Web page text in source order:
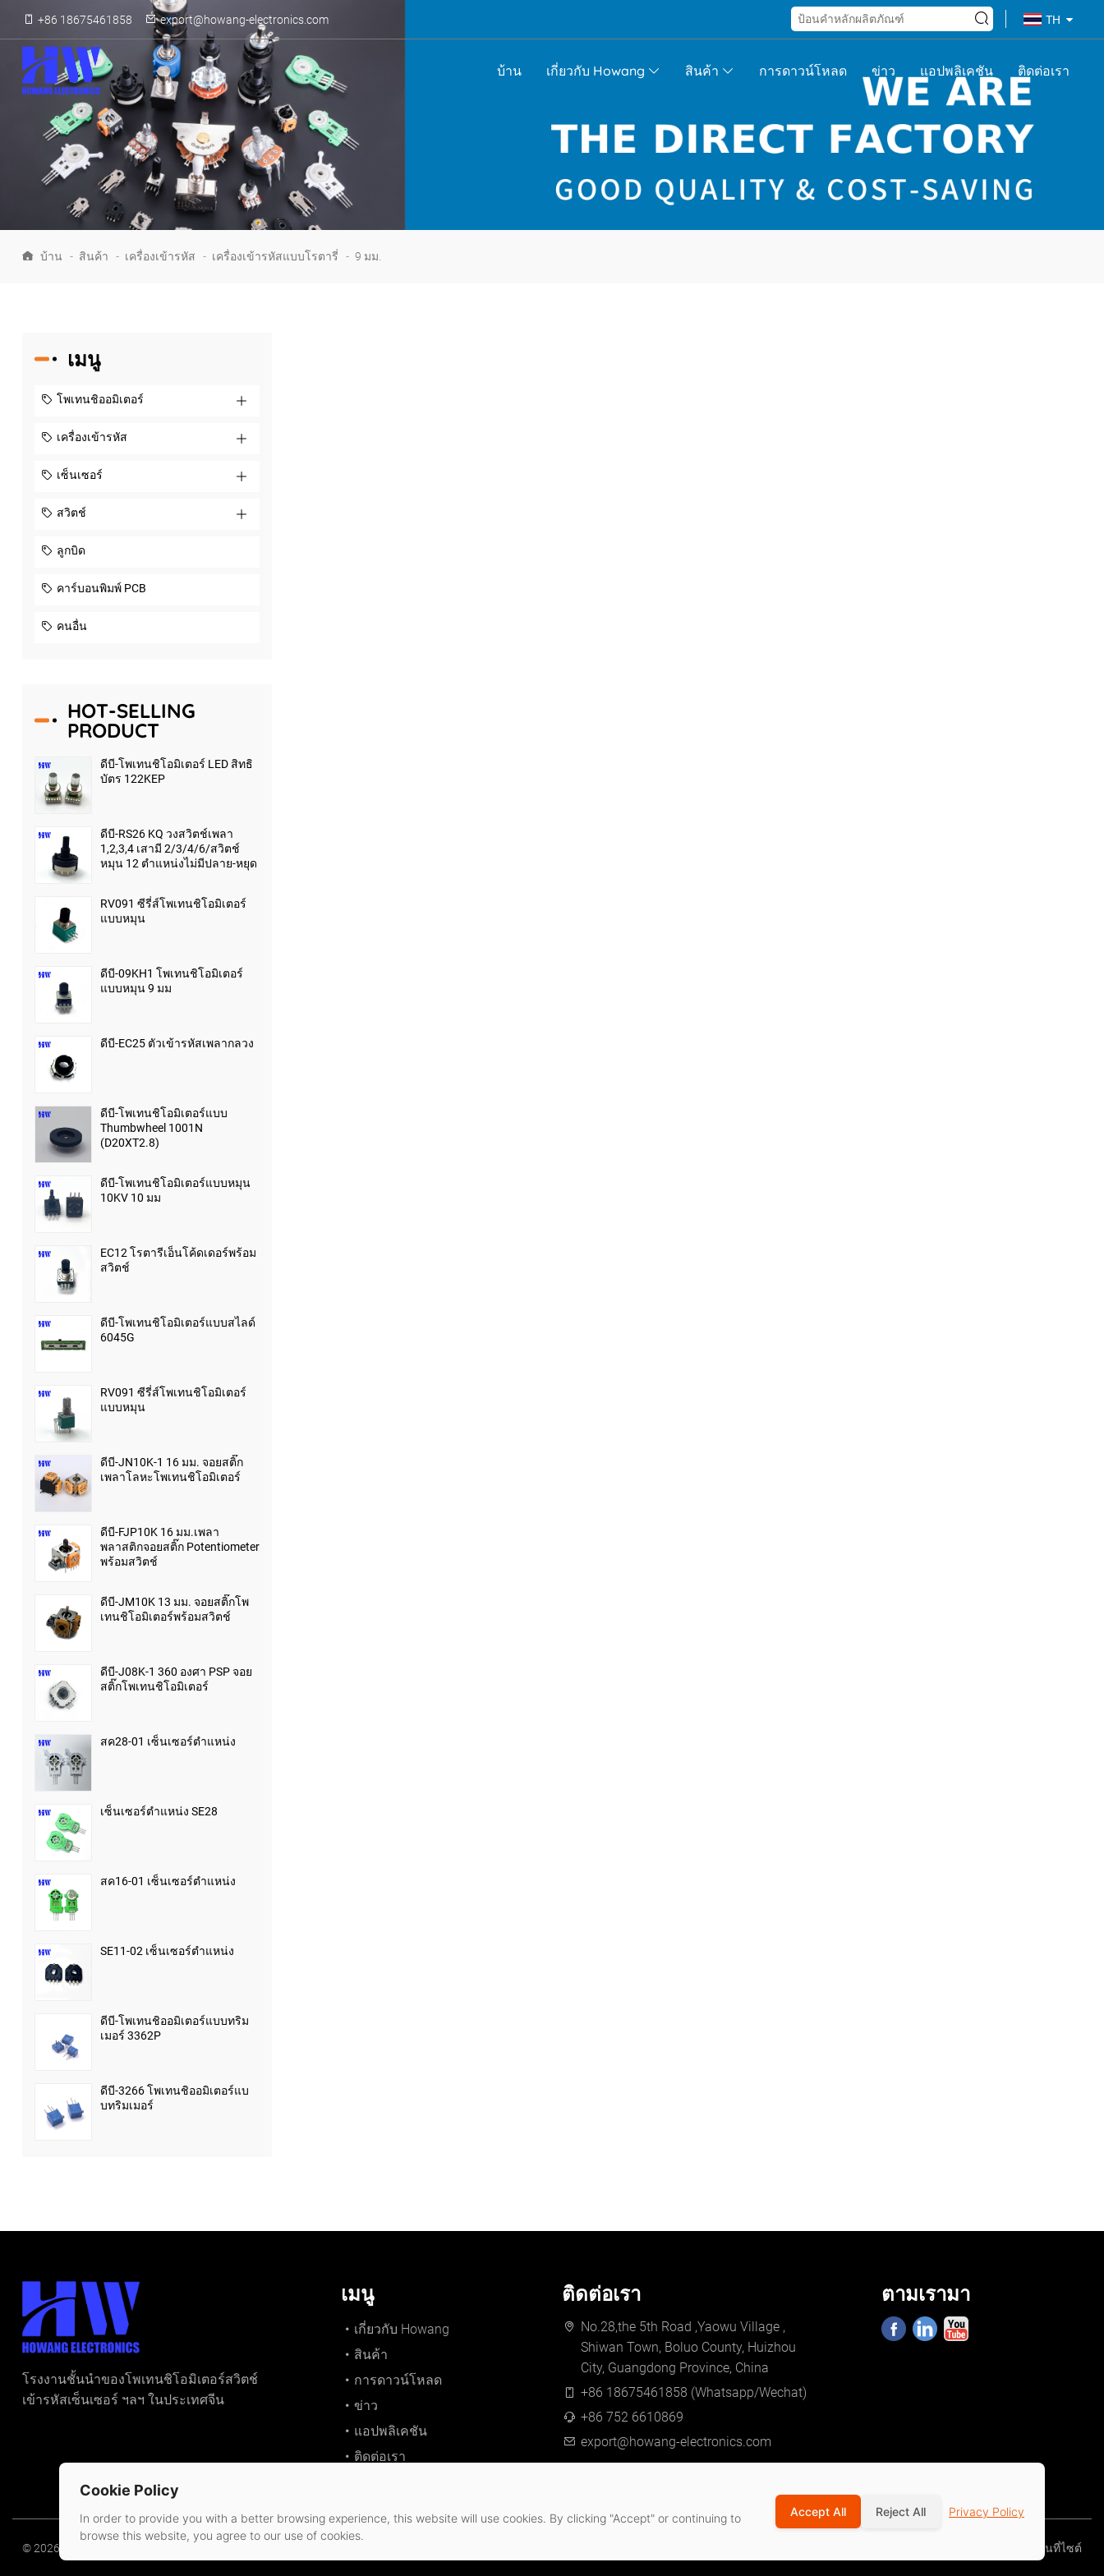
+86 18675461858 export@howang-electronics.com TH
บ้าน เกี่ยวกับ Howang สินค้า การดาวน์โหลด ข่าว แอปพลิเคชัน ติดต่อเรา
บ้าน - สินค้า - เครื่องเข้ารหัส - เครื่องเข้ารหัสแบบโรตารี่ - 9 มม.
เมนู
โพเทนชิออมิเตอร์
เครื่องเข้ารหัส
เซ็นเซอร์
สวิตช์
ลูกบิด
คาร์บอนพิมพ์ PCB
คนอื่น
HOT-SELLING
PRODUCT
ดีบี-โพเทนชิโอมิเตอร์ LED สิทธิ
บัตร 122KEP
ดีบี-RS26 KQ วงสวิตช์เพลา
1,2,3,4 เสามี 2/3/4/6/สวิตช์
หมุน 12 ตำแหน่งไม่มีปลาย-หยุด
RV091 ซีรี่ส์โพเทนชิโอมิเตอร์
แบบหมุน
ดีบี-09KH1 โพเทนชิโอมิเตอร์
แบบหมุน 9 มม
ดีบี-EC25 ตัวเข้ารหัสเพลากลวง
ดีบี-โพเทนชิโอมิเตอร์แบบ
Thumbwheel 1001N
(D20XT2.8)
ดีบี-โพเทนชิโอมิเตอร์แบบหมุน
10KV 10 มม
EC12 โรตารีเอ็นโค้ดเดอร์พร้อม
สวิตช์
ดีบี-โพเทนชิโอมิเตอร์แบบสไลด์
6045G
RV091 ซีรี่ส์โพเทนชิโอมิเตอร์
แบบหมุน
ดีบี-JN10K-1 16 มม. จอยสติ๊ก
เพลาโลหะโพเทนชิโอมิเตอร์
ดีบี-FJP10K 16 มม.เพลา
พลาสติกจอยสติ๊ก Potentiometer
พร้อมสวิตช์
ดีบี-JM10K 13 มม. จอยสติ๊กโพ
เทนชิโอมิเตอร์พร้อมสวิตช์
ดีบี-J08K-1 360 องศา PSP จอย
สติ๊กโพเทนชิโอมิเตอร์
สค28-01 เซ็นเซอร์ตำแหน่ง
เซ็นเซอร์ตำแหน่ง SE28
สค16-01 เซ็นเซอร์ตำแหน่ง
SE11-02 เซ็นเซอร์ตำแหน่ง
ดีบี-โพเทนชิออมิเตอร์แบบทริม
เมอร์ 3362P
ดีบี-3266 โพเทนชิออมิเตอร์แบ
บทริมเมอร์
โรงงานชั้นนำของโพเทนชิโอมิเตอร์สวิตช์
เข้ารหัสเซ็นเซอร์ ฯลฯ ในประเทศจีน
เมนู
เกี่ยวกับ Howang
สินค้า
การดาวน์โหลด
ข่าว
แอปพลิเคชัน
ติดต่อเรา
ติดต่อเรา
No.28,the 5th Road ,Yaowu Village ,
Shiwan Town, Boluo County, Huizhou
City, Guangdong Province, China
+86 18675461858 (Whatsapp/Wechat)
+86 752 6610869
export@howang-electronics.com
ตามเรามา
© 2026 Huizhou Howang Electronics Co.,Ltd แผนที่ไซต์
Cookie Policy
In order to provide you with a better browsing experience, this website will use cookies. By clicking "Accept" or continuing to
browse this website, you agree to our use of cookies.
Accept All Reject All Privacy Policy